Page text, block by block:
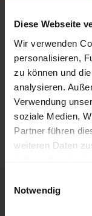
Diese Webseite
Wir verwenden
personalisieren,
zu können und
analysieren.
Verwendung
soziale Medien,
Partner führen
weiteren Daten
Notwendig
September
2025
250 €
Die aktuelle
können Sie